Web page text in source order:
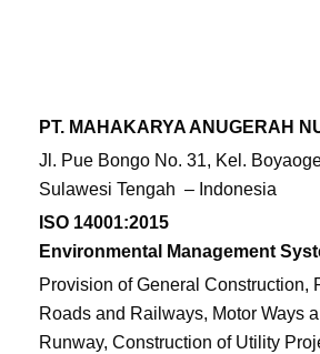
PT. MAHAKARYA ANUGERAH
Jl. Pue Bongo No. 31, Kel.
Sulawesi Tengah – Indonesia
ISO 14001:2015
Environmental Management
Provision of General
Roads and Railways, Motor Ways
Runway, Construction of Utility